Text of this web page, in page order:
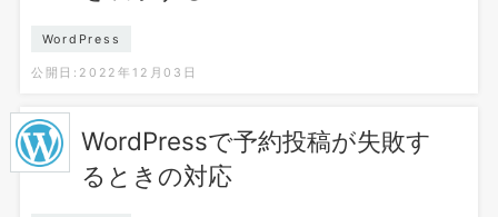
WordPress
公開日:2022年12月03日
WordPressで予約投稿が失敗す
るときの対応